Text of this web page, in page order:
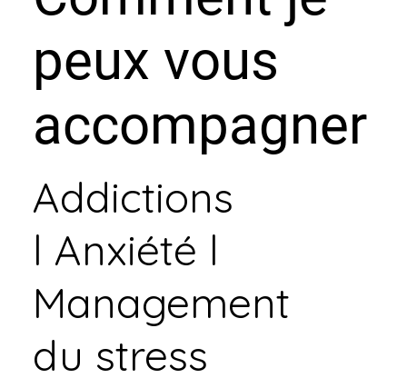
peux vous
accompagner
Addictions
l Anxiété l
Management
du stress